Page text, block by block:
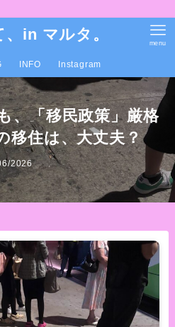
in マルタ。 menu
INFO Instagram
、「移民政策」厳格
移住は、大丈夫？
2026